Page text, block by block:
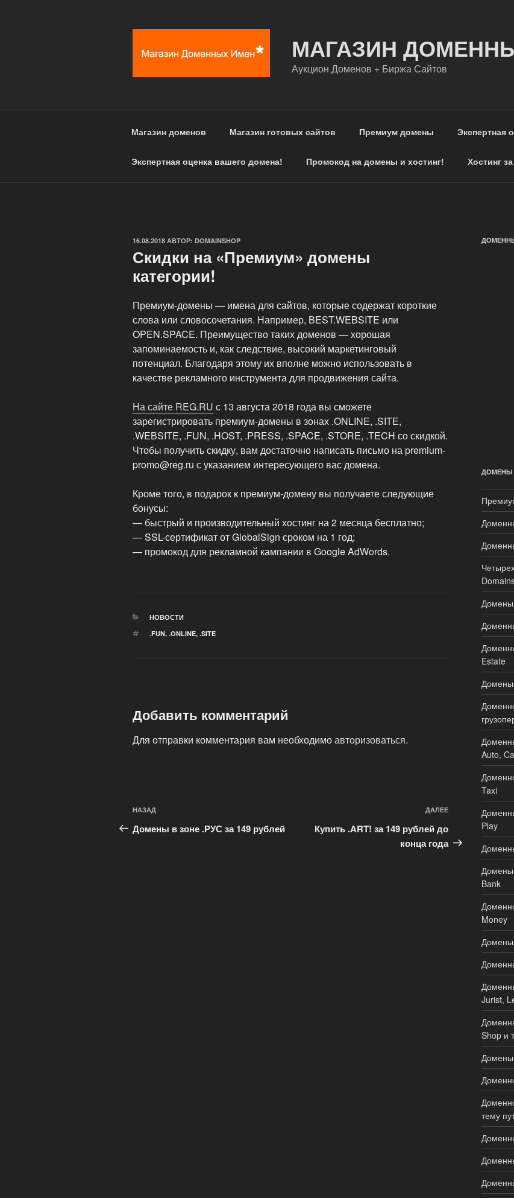
МАГАЗИН
Аукцион Доменов + Биржа Сайтов
Магазин доменов Магазин готовых сайтов Премиум домены Экспертная
Экспертная оценка вашего домена! Промокод на домены и хостинг! Хостинг
ОПУБЛИКОВАНО
16.08.2018 АВТОР: DOMAINSHOP
Скидки на «Премиум» домены
категории!
Премиум-домены — имена для сайтов, которые содержат короткие
слова или словосочетания. Например, BEST.WEBSITE или
OPEN.SPACE. Преимущество таких доменов — хорошая
запоминаемость и, как следствие, высокий маркетинговый
потенциал. Благодаря этому их вполне можно использовать в
качестве рекламного инструмента для продвижения сайта.
На сайте REG.RU с 13 августа 2018 года вы сможете
зарегистрировать премиум-домены в зонах .ONLINE, .SITE,
.WEBSITE, .FUN, .HOST, .PRESS, .SPACE, .STORE, .TECH со скидкой.
Чтобы получить скидку, вам достаточно написать письмо на premium-
promo@reg.ru с указанием интересующего вас домена.
Кроме того, в подарок к премиум-домену вы получаете следующие
бонусы:
— быстрый и производительный хостинг на 2 месяца бесплатно;
— SSL-сертификат от GlobalSign сроком на 1 год;
— промокод для рекламной кампании в Google AdWords.
РУБРИКИ
НОВОСТИ
МЕТКИ
.FUN, .ONLINE, .SITE
Добавить комментарий
Для отправки комментария вам необходимоавторизоваться.
Навигация
по
Предыдущая
запись:
НАЗАД
Домены в зоне .РУС за 149 рублей
Следующая
запись
ДАЛЕЕ
Купить .ART! за 149 рублей до
конца года
ДОМЕНЫ
Домены
Estate
Домены
Auto,
Taxi
Play
Домены
Bank
Money
Домены
Jurist,
Shop и
Домены
тему